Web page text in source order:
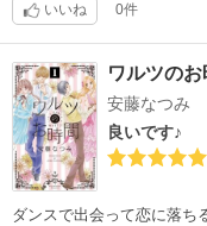
いいね 0件
ワルツの
安藤なつみ
良いです♪
ダンスで出会って恋に落ち